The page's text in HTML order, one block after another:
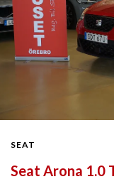
SEAT
Seat Arona 1.0